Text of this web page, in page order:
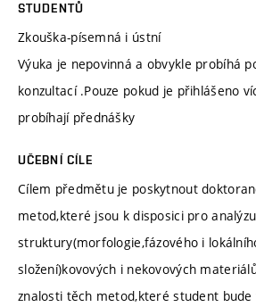
STUDENTŮ
Zkouška-písemná i ústní
Výuka je nepovinná a obvykle probíhá
konzultací .Pouze pokud je přihlášeno
probíhají přednášky
UČEBNÍ CÍLE
Cílem předmětu je poskytnout
metod,které jsou k disposici pro analýzu
struktury(morfologie,fázového i
složení)kovových i nekovových
znalosti těch metod,které student bude